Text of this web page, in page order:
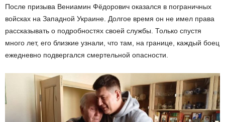
После призыва Вениамин Фёдорович оказался в пограничных
войсках на Западной Украине. Долгое время он не имел права
рассказывать о подробностях своей службы. Только спустя
много лет, его близкие узнали, что там, на границе, каждый боец
ежедневно подвергался смертельной опасности.